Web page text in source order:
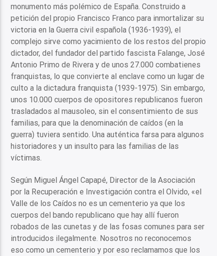
monumento más polémico de España. Construido a
petición del propio Francisco Franco para inmortalizar su
victoria en la Guerra civil española (1936-1939), el
complejo sirve como yacimiento de los restos del propio
dictador, del fundador del partido fascista Falange, José
Antonio Primo de Rivera y de unos 27.000 combatienes
franquistas, lo que convierte al enclave como un lugar de
culto a la dictadura franquista (1939-1975). Sin embargo,
unos 10.000 cuerpos de opositores republicanos fueron
trasladados al mausoleo, sin el consentimiento de sus
familias, para que la denominación de caídos (en la
guerra) tuviera sentido. Una auténtica farsa para algunos
historiadores y un insulto para las familias de las
víctimas.
Según Miguel Ángel Capapé, Director de la Asociación
por la Recuperación e Investigación contra el Olvido, «el
Valle de los Caídos no es un cementerio ya que los
cuerpos del bando republicano que hay allí fueron
robados de las cunetas y de las fosas comunes para ser
introducidos ilegalmente. Nosotros no reconocemos
eso como un cementerio y por eso reclamamos que los